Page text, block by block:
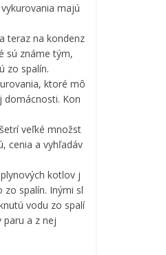
majú
teraz na kondenz
sú známe tým,
zo spalín.
ktoré mô
Kon
veľké množst
cenia a vyhľadáv
kotlov j
spalín. Inými sl
vodu zo spalí
paru a z nej